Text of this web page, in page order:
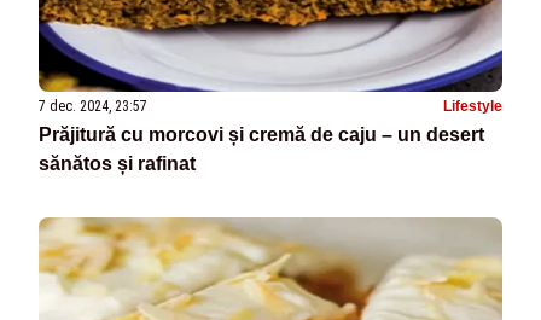
7 dec. 2024, 23:57 Lifestyle
Prăjitură cu morcovi și cremă de caju – un desert
sănătos și rafinat